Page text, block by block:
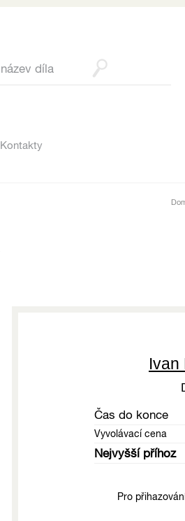
Kontakty
Ivan
Čas do konce
Vyvolávací cena
Nejvyšší příhoz
Pro